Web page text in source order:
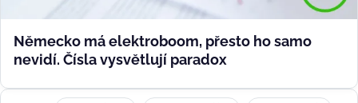
Německo má elektroboom, přesto ho samo
nevidí. Čísla vysvětlují paradox